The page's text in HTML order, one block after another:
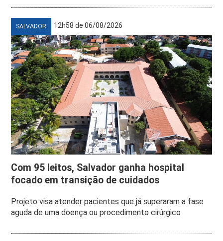
SALVADOR 12h58 de 06/08/2026
Com 95 leitos, Salvador ganha hospital
focado em transição de cuidados
Projeto visa atender pacientes que já superaram a fase
aguda de uma doença ou procedimento cirúrgico